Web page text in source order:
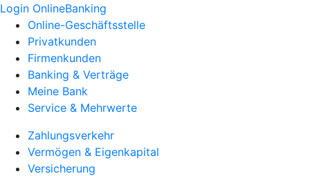
Login OnlineBanking
Online-Geschäftsstelle
Privatkunden
Firmenkunden
Banking & Verträge
Meine Bank
Service & Mehrwerte
Zahlungsverkehr
Vermögen & Eigenkapital
Versicherung